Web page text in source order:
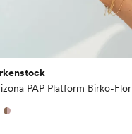
PAP Platform Birko-Flor